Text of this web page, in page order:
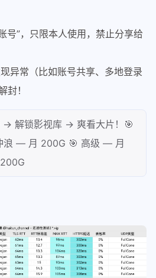
号”，只限本人使用，禁止分享给
异常（比如账号共享、多地登录
封！
→ 解锁影视库 → 爽看大片！🎯
浪 — 月 200G 🎯 高级 — 月